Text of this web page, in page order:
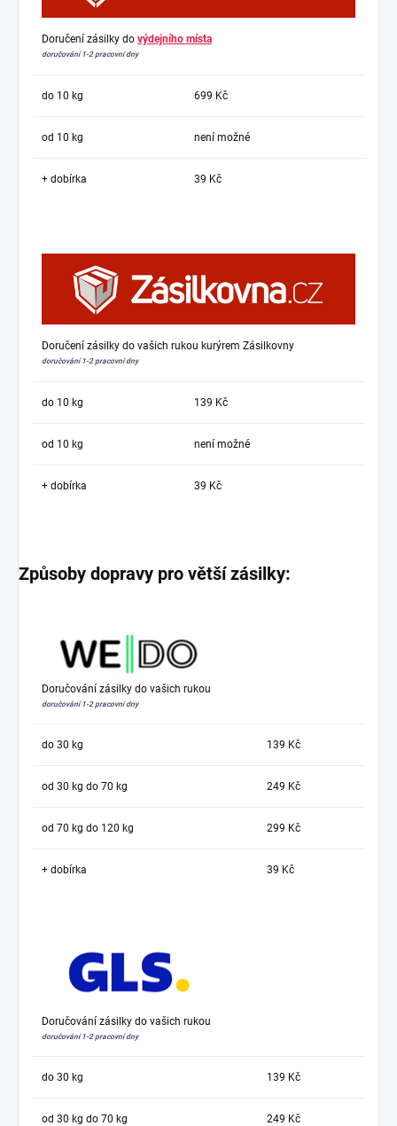
Doručení zásilky do výdejního místa
doručování 1-2 pracovní dny
do 10 kg 699 Kč
od 10 kg není možné
+ dobírka 39 Kč
Doručení zásilky do vašich rukou kurýrem Zásilkovny
doručování 1-2 pracovní dny
do 10 kg 139 Kč
od 10 kg není možné
+ dobírka 39 Kč
Způsoby dopravy pro větší zásilky:
Doručování zásilky do vašich rukou
doručování 1-2 pracovní dny
do 30 kg 139 Kč
od 30 kg do 70 kg 249 Kč
od 70 kg do 120 kg 299 Kč
+ dobírka 39 Kč
Doručování zásilky do vašich rukou
doručování 1-2 pracovní dny
do 30 kg 139 Kč
od 30 kg do 70 kg 249 Kč